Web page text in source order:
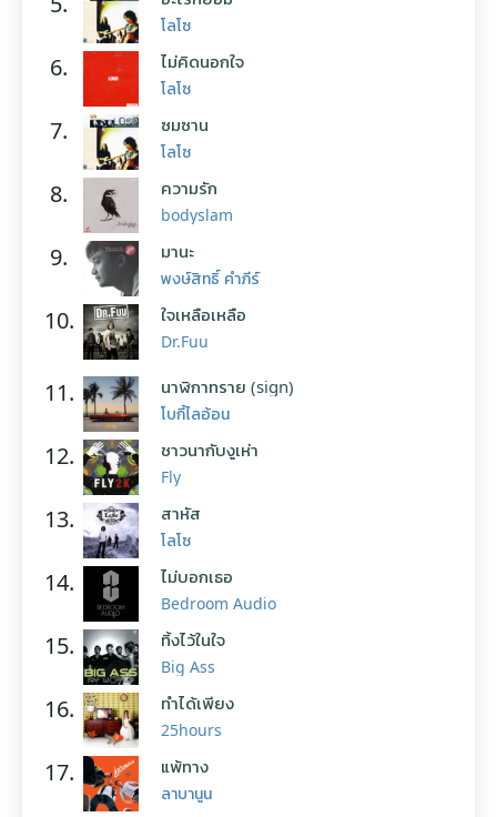
โลโซ
6. ไม่คิดนอกใจ
โลโซ
7. ซมซาน
โลโซ
8. ความรัก
bodyslam
9. มานะ
พงษ์สิทธิ์ คำภีร์
10. ใจเหลือเหลือ
Dr.Fuu
11. นาฬิกาทราย (sign)
โบกี้ไลอ้อน
12. ชาวนากับงูเห่า
Fly
13. สาหัส
โลโซ
14. ไม่บอกเธอ
Bedroom Audio
15. ทิ้งไว้ในใจ
Big Ass
16. ทำได้เพียง
25hours
17. แพ้ทาง
ลาบานูน